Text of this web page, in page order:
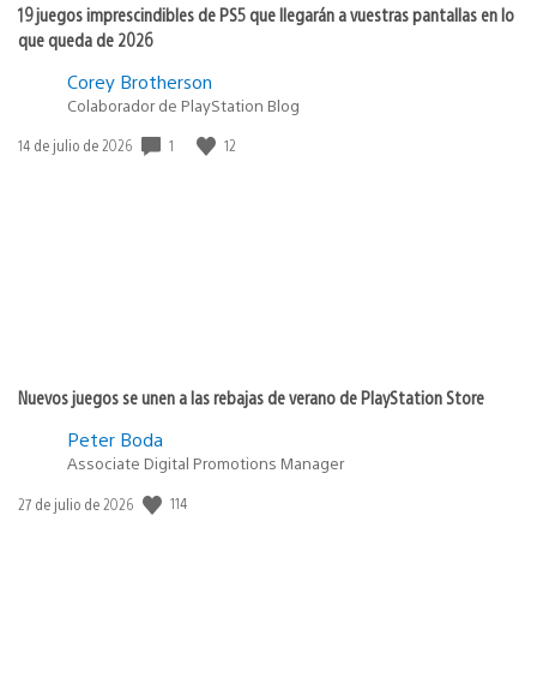
19 juegos imprescindibles de PS5 que llegarán a vuestras pantallas en lo
que queda de 2026
Corey Brotherson
Colaborador de PlayStation Blog
Fecha
14 de julio de 2026 1 12
Nuevos juegos se unen a las rebajas de verano de PlayStation Store
Peter Boda
Associate Digital Promotions Manager
Fecha
27 de julio de 2026 114